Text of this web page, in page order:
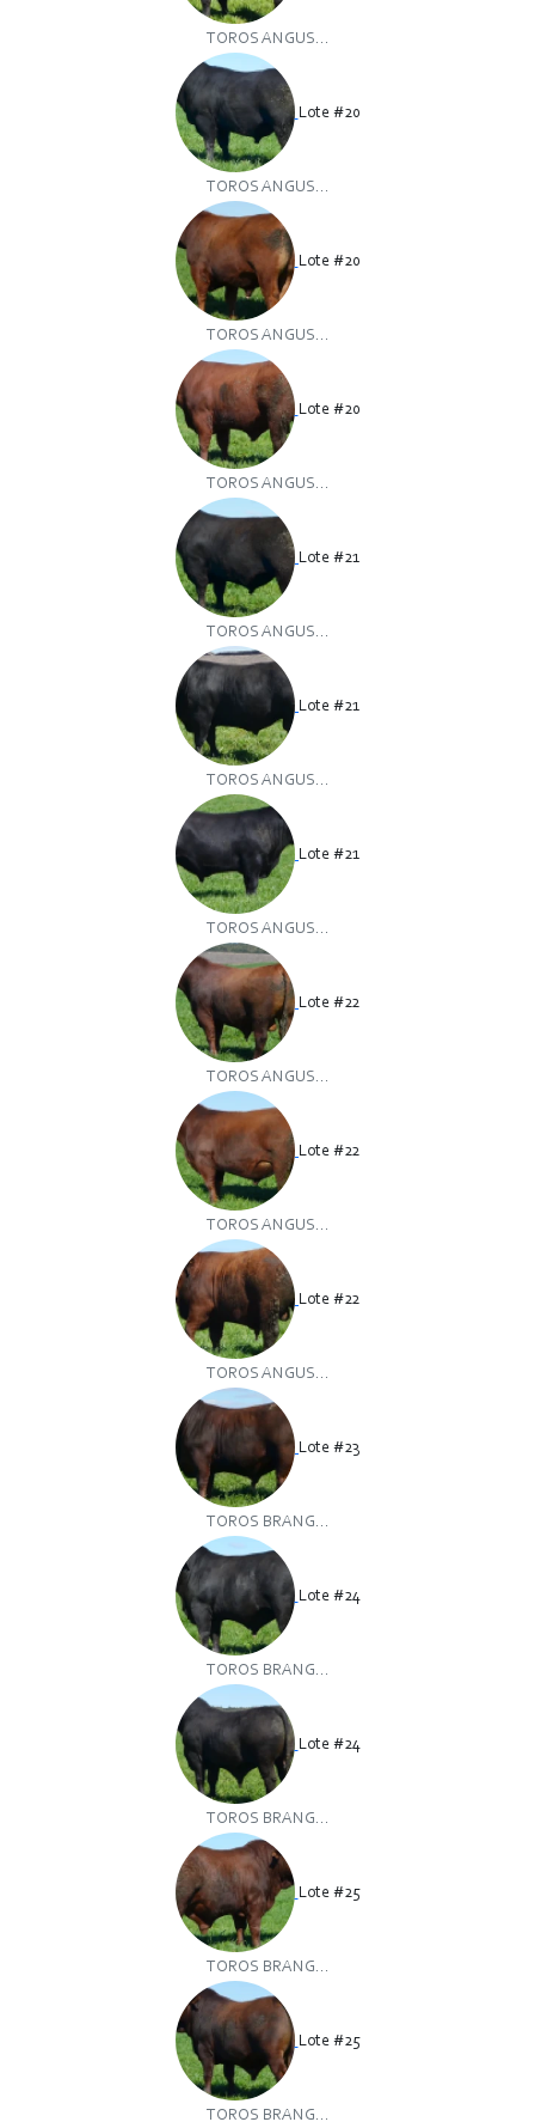
TOROS ANGUS...
Lote #20
TOROS ANGUS...
Lote #20
TOROS ANGUS...
Lote #20
TOROS ANGUS...
Lote #21
TOROS ANGUS...
Lote #21
TOROS ANGUS...
Lote #21
TOROS ANGUS...
Lote #22
TOROS ANGUS...
Lote #22
TOROS ANGUS...
Lote #22
TOROS ANGUS...
Lote #23
TOROS BRANG...
Lote #24
TOROS BRANG...
Lote #24
TOROS BRANG...
Lote #25
TOROS BRANG...
Lote #25
TOROS BRANG...